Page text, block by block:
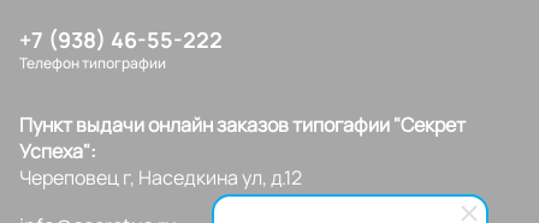
+7 (938) 46-55-222
Телефон типографии
Пункт выдачи онлайн заказов типогафии "Секрет
Успеха":
Череповец г, Наседкина ул, д.12